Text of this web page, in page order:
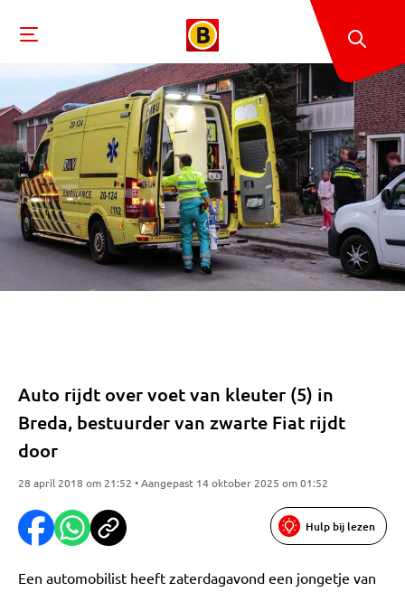
Auto rijdt over voet van kleuter (5) in
Breda, bestuurder van zwarte Fiat rijdt
door
28 april 2018 om 21:52 • Aangepast 14 oktober 2025 om 01:52
Hulp bij lezen
Een automobilist heeft zaterdagavond een jongetje van